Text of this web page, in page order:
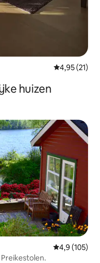
Gemiddelde
4,95 (21)
huizen
Gemiddelde
4,9 (105)